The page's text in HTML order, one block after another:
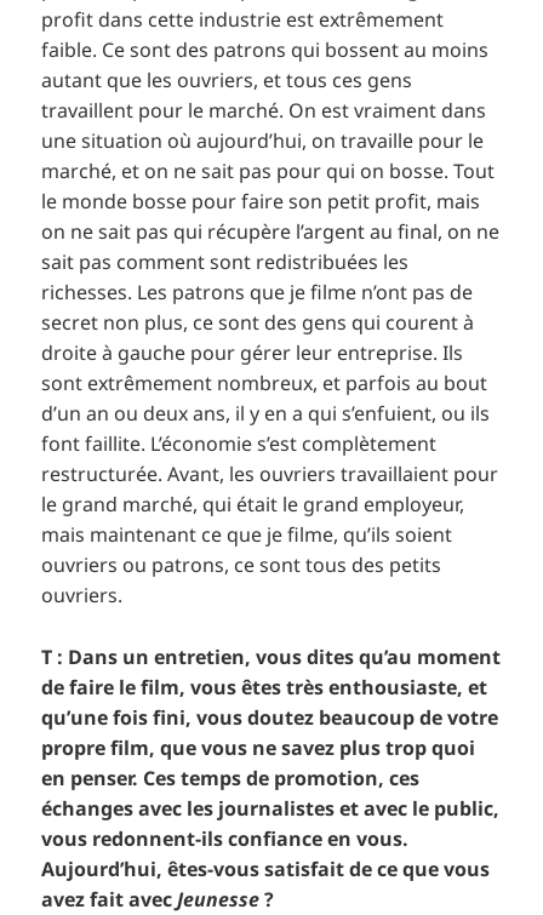
profit dans cette industrie est extrêmement
faible. Ce sont des patrons qui bossent au moins
autant que les ouvriers, et tous ces gens
travaillent pour le marché. On est vraiment dans
une situation où aujourd’hui, on travaille pour le
marché, et on ne sait pas pour qui on bosse. Tout
le monde bosse pour faire son petit profit, mais
on ne sait pas qui récupère l’argent au final, on ne
sait pas comment sont redistribuées les
richesses. Les patrons que je filme n’ont pas de
secret non plus, ce sont des gens qui courent à
droite à gauche pour gérer leur entreprise. Ils
sont extrêmement nombreux, et parfois au bout
d’un an ou deux ans, il y en a qui s’enfuient, ou ils
font faillite. L’économie s’est complètement
restructurée. Avant, les ouvriers travaillaient pour
le grand marché, qui était le grand employeur,
mais maintenant ce que je filme, qu’ils soient
ouvriers ou patrons, ce sont tous des petits
ouvriers.
T : Dans un entretien, vous dites qu’au moment
de faire le film, vous êtes très enthousiaste, et
qu’une fois fini, vous doutez beaucoup de votre
propre film, que vous ne savez plus trop quoi
en penser. Ces temps de promotion, ces
échanges avec les journalistes et avec le public,
vous redonnent-ils confiance en vous.
Aujourd’hui, êtes-vous satisfait de ce que vous
avez fait avecJeunesse?